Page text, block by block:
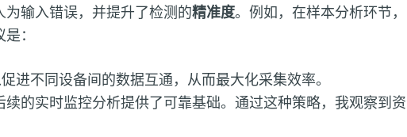
输入错误，并提升了检测的精准度。例如，在样本分析环节
：
进不同设备间的数据互通，从而最大化采集效率。
的实时监控分析提供了可靠基础。通过这种策略，我观察到